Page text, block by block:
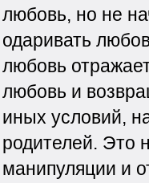
любовь, но не
одаривать
любовь
любовь и
иных условий,
родителей. Это
манипуляции и